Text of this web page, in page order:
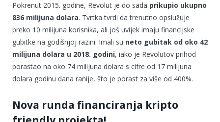
Pokrenut 2015. godine, Revolut je do sada prikupio ukupno
836 milijuna dolara. Tvrtka tvrdi da trenutno opslužuje
preko 10 milijuna korisnika, ali još uvijek imaju financijske
gubitke na godišnjoj razini. Imali su neto gubitak od oko 42
milijuna dolara u 2018. godini, iako je Revolutov prihod
porastao na oko 74 milijuna dolara s cifre od 17 milijuna
dolara godinu dana ranije, što je porast za više od 400%.
Nova runda financiranja kripto